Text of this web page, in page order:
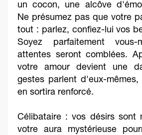
un cocon, une alcôve
Ne présumez pas que votre
tout : parlez, confiez-lui vos
Soyez parfaitement
attentes seront comblées.
votre amour devient une
gestes parlent d'eux-
en sortira renforcé.
Célibataire : vos désirs sont
votre aura mystérieuse